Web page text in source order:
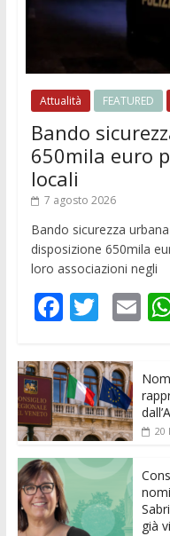
Attualità FEATURED
Bando
650mila euro
locali
7 agosto 2026
Bando sicurezza
disposizione 650mila
loro associazioni negli
F
e
b
o
o
k
T
itt
er
E
l
20
già